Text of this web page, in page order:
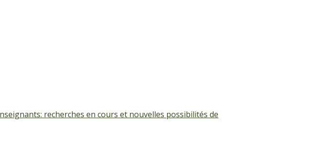
recherches en cours et nouvelles possibilités de